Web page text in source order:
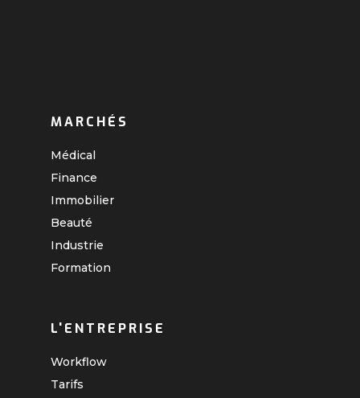
MARCHÉS
Médical
Finance
Immobilier
Beauté
Industrie
Formation
L'ENTREPRISE
Workflow
Tarifs